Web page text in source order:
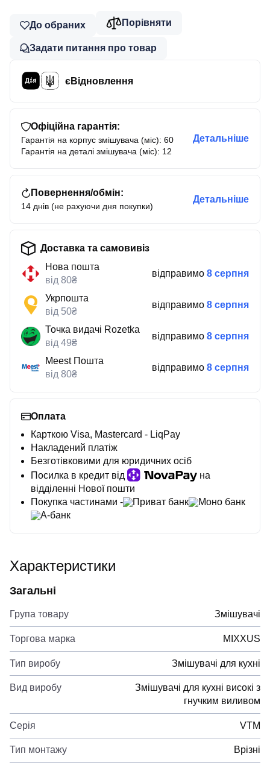
До обраних Порівняти
Задати питання про товар
єВідновлення
Офіційна гарантія:
Гарантія на корпус змішувача (міс): 60
Гарантія на деталі змішувача (міс): 12
Детальніше
Повернення/обмін:
14 днів (не рахуючи дня покупки)
Детальніше
Доставка та самовивіз
Нова пошта
від 80₴
відправимо 8 серпня
Укрпошта
від 50₴
відправимо 8 серпня
Точка видачі Rozetka
від 49₴
відправимо 8 серпня
Meest Пошта
від 80₴
відправимо 8 серпня
Оплата
Карткою Visa, Mastercard - LiqPay
Накладений платіж
Безготівковими для юридичних осіб
Посилка в кредит від
на
відділенні Нової пошти
Покупка частинами -
Приват банк
Моно банк
А-банк
Характеристики
Загальні
Група товару Змішувачі
Торгова марка MIXXUS
Тип виробу Змішувачі для кухні
Вид виробу
Змішувачі для кухні високі з
гнучким виливом
Серія VTM
Тип монтажу Врізні